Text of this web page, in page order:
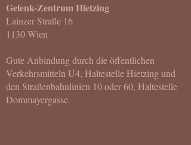
Gelenk-Zentrum Hietzing
Lainzer Straße 16
1130 Wien
Gute Anbindung durch die öffentlichen
Verkehrsmitteln U4, Haltestelle Hietzing und
den Straßenbahnlinien 10 oder 60, Haltestelle
Dommayergasse.